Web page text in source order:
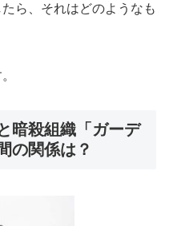
ら、それはどのようなも
暗殺組織「ガーデ
の関係は？